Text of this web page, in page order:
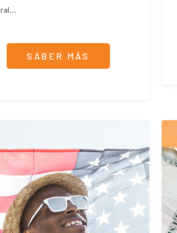
SABER MÁS